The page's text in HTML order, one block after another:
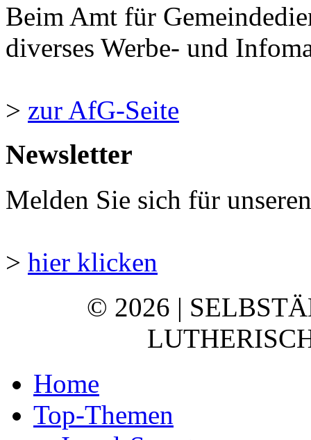
Beim Amt für
diverses Werbe- und
> zur AfG-Seite
Newsletter
Melden Sie sich für
> hier klicken
© 2026 |
Home
Top-Themen